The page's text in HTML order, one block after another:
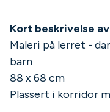
Kort beskrivelse
Maleri på lerret -
barn
88 x 68 cm
Plassert i korridor